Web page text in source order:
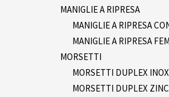
MANIGLIE A RIPRESA
MANIGLIE A RIPRESA
MANIGLIE A RIPRESA
MORSETTI
MORSETTI DUPLEX
MORSETTI DUPLEX